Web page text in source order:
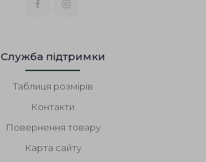
Служба підтримки
Таблиця розмірів
Контакти
Повернення товару
Карта сайту